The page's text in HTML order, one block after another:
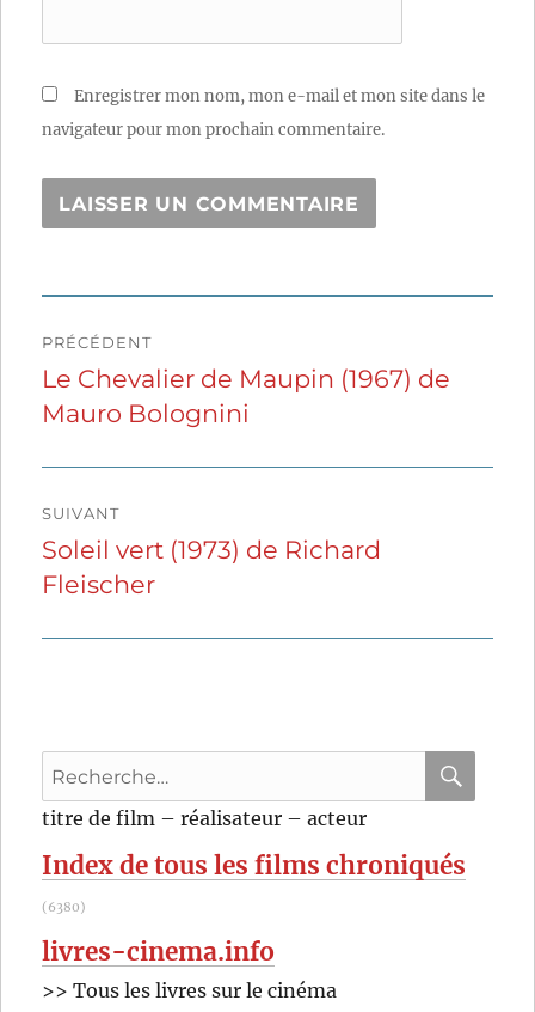
Enregistrer mon nom, mon e-mail et mon site dans le
navigateur pour mon prochain commentaire.
de
l’article
PRÉCÉDENT
Publication
précédente :
Le Chevalier de Maupin (1967) de
Mauro Bolognini
SUIVANT
Publication
suivante :
Soleil vert (1973) de Richard
Fleischer
Recherche
pour
titre de film – réalisateur – acteur
Index de tous les films chroniqués
(6380)
livres-cinema.info
>> Tous les livres sur le cinéma